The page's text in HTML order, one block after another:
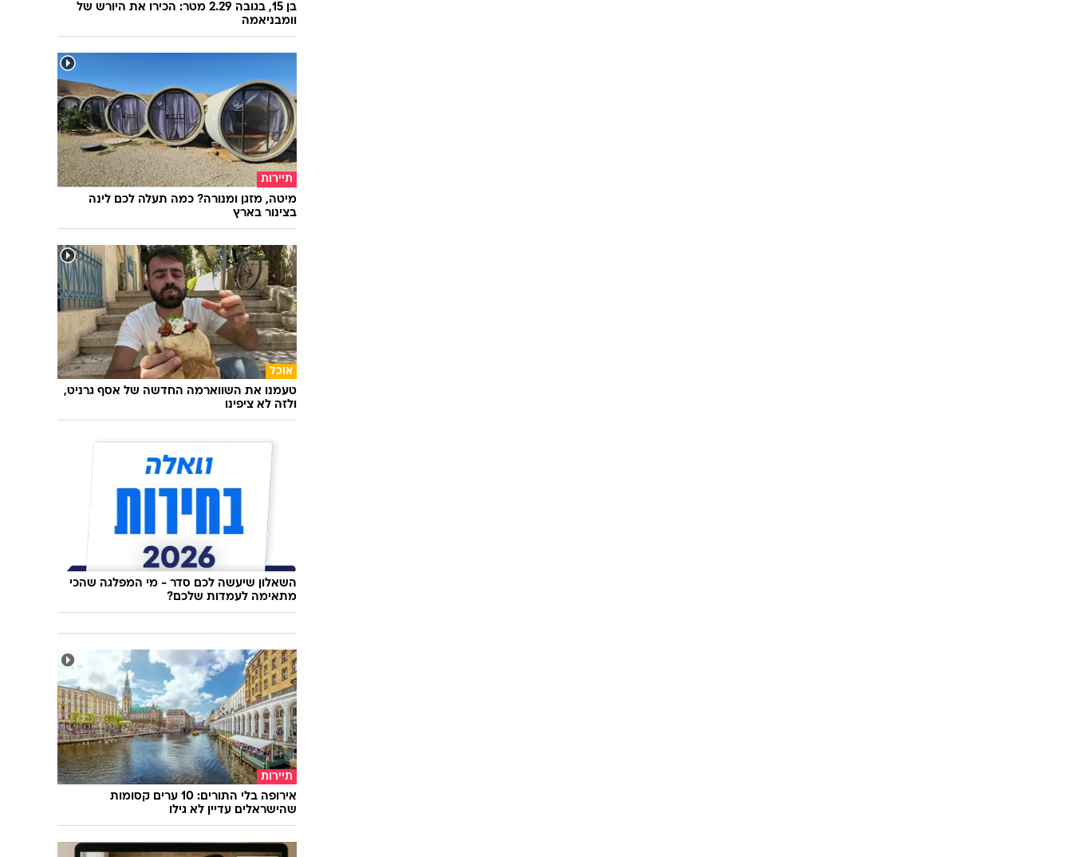
בן 15, בגובה 2.29 מטר: הכירו את היורש של
וומבניאמה
תיירות
מיטה, מזגן ומנורה? כמה תעלה לכם לינה
בצינור בארץ
אוכל
טעמנו את השווארמה החדשה של אסף גרניט,
ולזה לא ציפינו
השאלון שיעשה לכם סדר - מי המפלגה שהכי
מתאימה לעמדות שלכם?
תיירות
אירופה בלי התורים: 10 ערים קסומות
שהישראלים עדיין לא גילו